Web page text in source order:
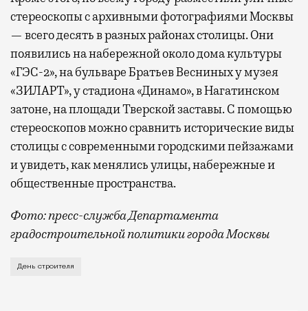
стереоскопы с архивными фотографиями Москвы
— всего десять в разных районах столицы. Они
появились на набережной около дома культуры
«ГЭС-2», на бульваре Братьев Весниных у музея
«ЗИЛАРТ», у стадиона «Динамо», в Нагатинском
затоне, на площади Тверской заставы. С помощью
стереоскопов можно сравнить исторические виды
столицы с современными городскими пейзажами
и увидеть, как менялись улицы, набережные и
общественные пространства.
Фото: пресс-служба Департамента
градостроительной политики города Москвы
В этом году профессиональный праздник День
День строителя